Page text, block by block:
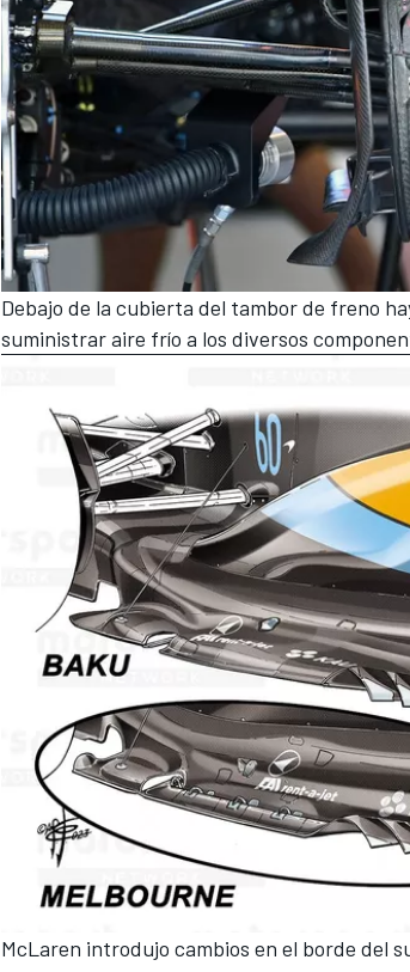
Debajo de la cubierta del tambor de freno
suministrar aire frío a los diversos
McLaren introdujo cambios en el borde del